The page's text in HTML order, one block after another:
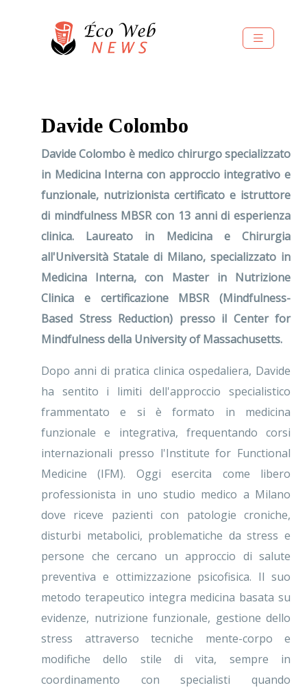
Davide Colombo
Davide Colombo è medico chirurgo specializzato
in Medicina Interna con approccio integrativo e
funzionale, nutrizionista certificato e istruttore
di mindfulness MBSR con 13 anni di esperienza
clinica. Laureato in Medicina e Chirurgia
all'Università Statale di Milano, specializzato in
Medicina Interna, con Master in Nutrizione
Clinica e certificazione MBSR (Mindfulness-
Based Stress Reduction) presso il Center for
Mindfulness della University of Massachusetts.
Dopo anni di pratica clinica ospedaliera, Davide
ha sentito i limiti dell'approccio specialistico
frammentato e si è formato in medicina
funzionale e integrativa, frequentando corsi
internazionali presso l'Institute for Functional
Medicine (IFM). Oggi esercita come libero
professionista in uno studio medico a Milano
dove riceve pazienti con patologie croniche,
disturbi metabolici, problematiche da stress e
persone che cercano un approccio di salute
preventiva e ottimizzazione psicofisica. Il suo
metodo terapeutico integra medicina basata su
evidenze, nutrizione funzionale, gestione dello
stress attraverso tecniche mente-corpo e
modifiche dello stile di vita, sempre in
coordinamento con specialisti quando